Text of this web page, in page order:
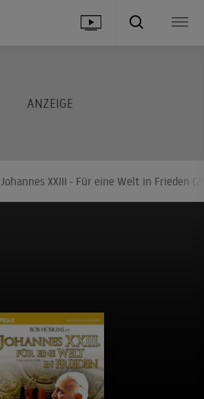
Johannes XXIII - Für eine Welt in Frieden